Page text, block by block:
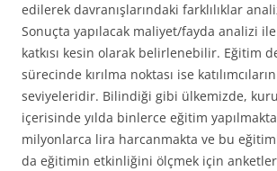
edilerek davranışlarındaki farklılıklar
Sonuçta yapılacak maliyet/fayda analizi
katkısı kesin olarak belirlenebilir. Eğitim
sürecinde kırılma noktası ise
seviyeleridir. Bilindiği gibi ülkemizde,
içerisinde yılda binlerce eğitim
milyonlarca lira harcanmakta ve bu
da eğitimin etkinliğini ölçmek için anketler